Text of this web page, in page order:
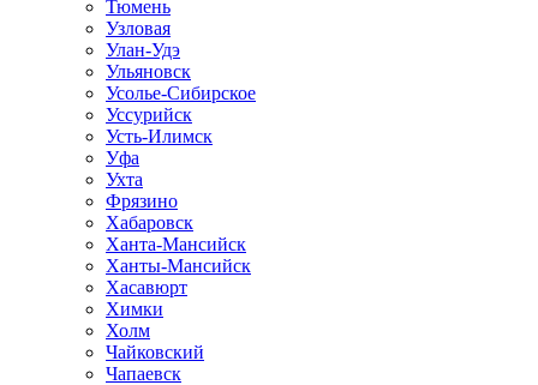
Тюмень
Узловая
Улан-Удэ
Ульяновск
Усолье-Сибирское
Уссурийск
Усть-Илимск
Уфа
Ухта
Фрязино
Хабаровск
Ханта-Мансийск
Ханты-Мансийск
Хасавюрт
Химки
Холм
Чайковский
Чапаевск